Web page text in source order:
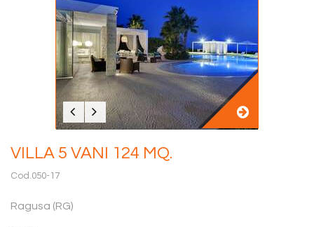
VILLA 5 VANI 124 MQ.
Cod.050-17
Ragusa (RG)